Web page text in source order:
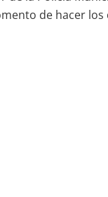
de hacer